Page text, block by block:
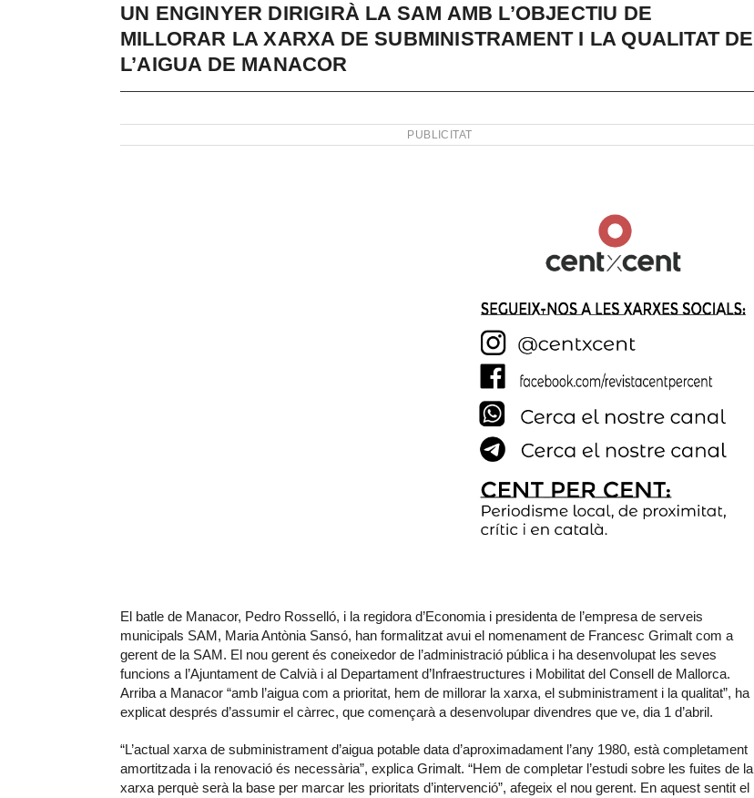
UN ENGINYER DIRIGIRÀ LA SAM AMB L’OBJECTIU DE
MILLORAR LA XARXA DE SUBMINISTRAMENT I LA QUALITAT DE
L’AIGUA DE MANACOR
PUBLICITAT
El batle de Manacor, Pedro Rosselló, i la regidora d’Economia i presidenta de l’empresa de serveis
municipals SAM, Maria Antònia Sansó, han formalitzat avui el nomenament de Francesc Grimalt com a
gerent de la SAM. El nou gerent és coneixedor de l’administració pública i ha desenvolupat les seves
funcions a l’Ajuntament de Calvià i al Departament d’Infraestructures i Mobilitat del Consell de Mallorca.
Arriba a Manacor “amb l’aigua com a prioritat, hem de millorar la xarxa, el subministrament i la qualitat”, ha
explicat després d’assumir el càrrec, que començarà a desenvolupar divendres que ve, dia 1 d’abril.
“L’actual xarxa de subministrament d’aigua potable data d’aproximadament l’any 1980, està completament
amortitzada i la renovació és necessària”, explica Grimalt. “Hem de completar l’estudi sobre les fuites de la
xarxa perquè serà la base per marcar les prioritats d’intervenció”, afegeix el nou gerent. En aquest sentit el